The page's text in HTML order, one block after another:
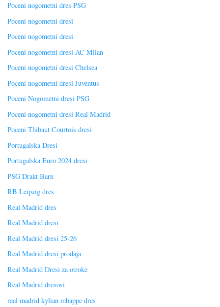
Poceni nogometni dres PSG
Poceni nogometni dresi
Poceni nogometni dresi
Poceni nogometni dresi AC Milan
Poceni nogometni dresi Chelsea
Poceni nogometni dresi Juventus
Poceni Nogometni dresi PSG
Poceni nogometni dresi Real Madrid
Poceni Thibaut Courtois dresi
Portugalska Dresi
Portugalska Euro 2024 dresi
PSG Drakt Barn
RB Leipzig dres
Real Madrid dres
Real Madrid dresi
Real Madrid dresi 25-26
Real Madrid dresi prodaja
Real Madrid Dresi za otroke
Real Madrid dresovi
real madrid kylian mbappe dres